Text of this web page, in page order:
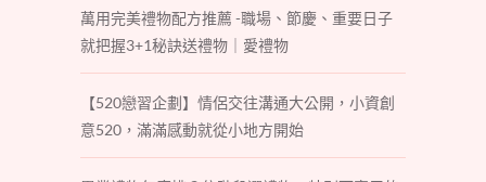
萬用完美禮物配方推薦 -職場、節慶、重要日子
就把握3+1秘訣送禮物｜愛禮物
【520戀習企劃】情侶交往溝通大公開，小資創
意520，滿滿感動就從小地方開始